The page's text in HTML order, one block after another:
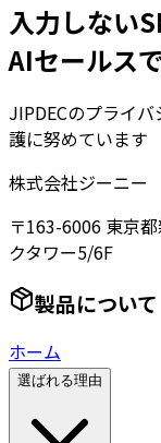
入力しない
AIセールス
JIPDECのプライ
護に努めています
株式会社ジーニー
〒163-6006 東京
クタワー5/6F
製品について
ホーム
選ばれる理由